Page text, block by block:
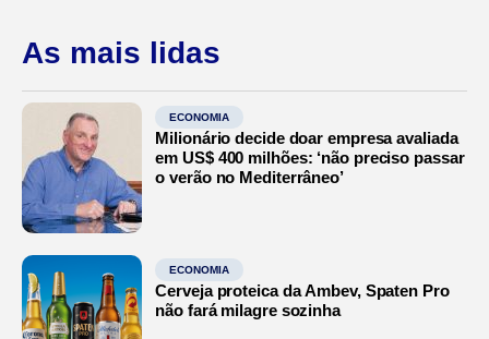
As mais lidas
ECONOMIA
Milionário decide doar empresa avaliada
em US$ 400 milhões: ‘não preciso passar
o verão no Mediterrâneo’
ECONOMIA
Cerveja proteica da Ambev, Spaten Pro
não fará milagre sozinha